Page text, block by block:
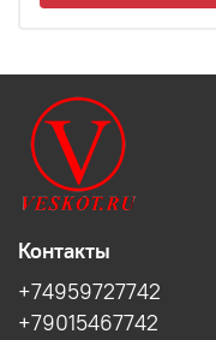
Контакты
+74959727742
+79015467742